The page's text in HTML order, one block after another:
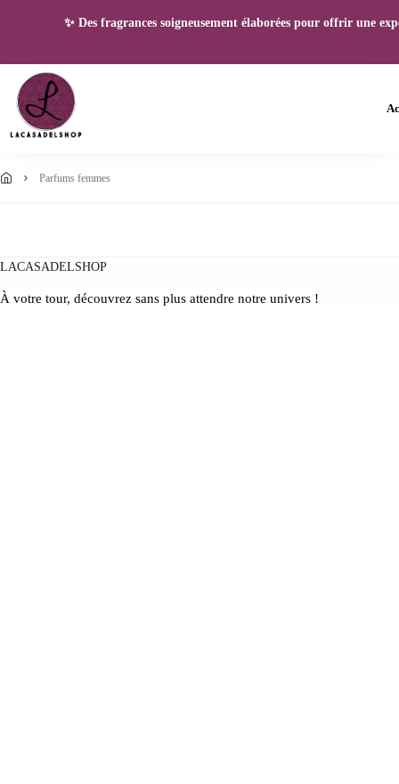
✨ Des fragrances soigneusement élaborées pour offrir une
parfums femmes
LACASADELSHOP
À votre tour, découvrez sans plus attendre notre univers !